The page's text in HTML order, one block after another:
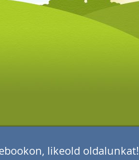
likeold oldalunkat!